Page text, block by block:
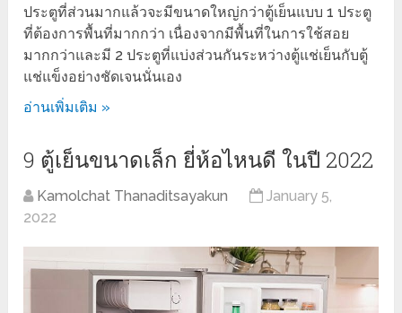
ประตูที่ส่วนมากแล้วจะมีขนาดใหญ่กว่าตู้เย็นแบบ 1 ประตู
ที่ต้องการพื้นที่มากกว่า เนื่องจากมีพื้นที่ในการใช้สอย
มากกว่าและมี 2 ประตูที่แบ่งส่วนกันระหว่างตู้แช่เย็นกับตู้
แช่แข็งอย่างชัดเจนนั่นเอง
อ่านเพิ่มเติม »
9 ตู้เย็นขนาดเล็ก ยี่ห้อไหนดี ในปี 2022
Kamolchat Thanaditsayakun
January 5,
2022